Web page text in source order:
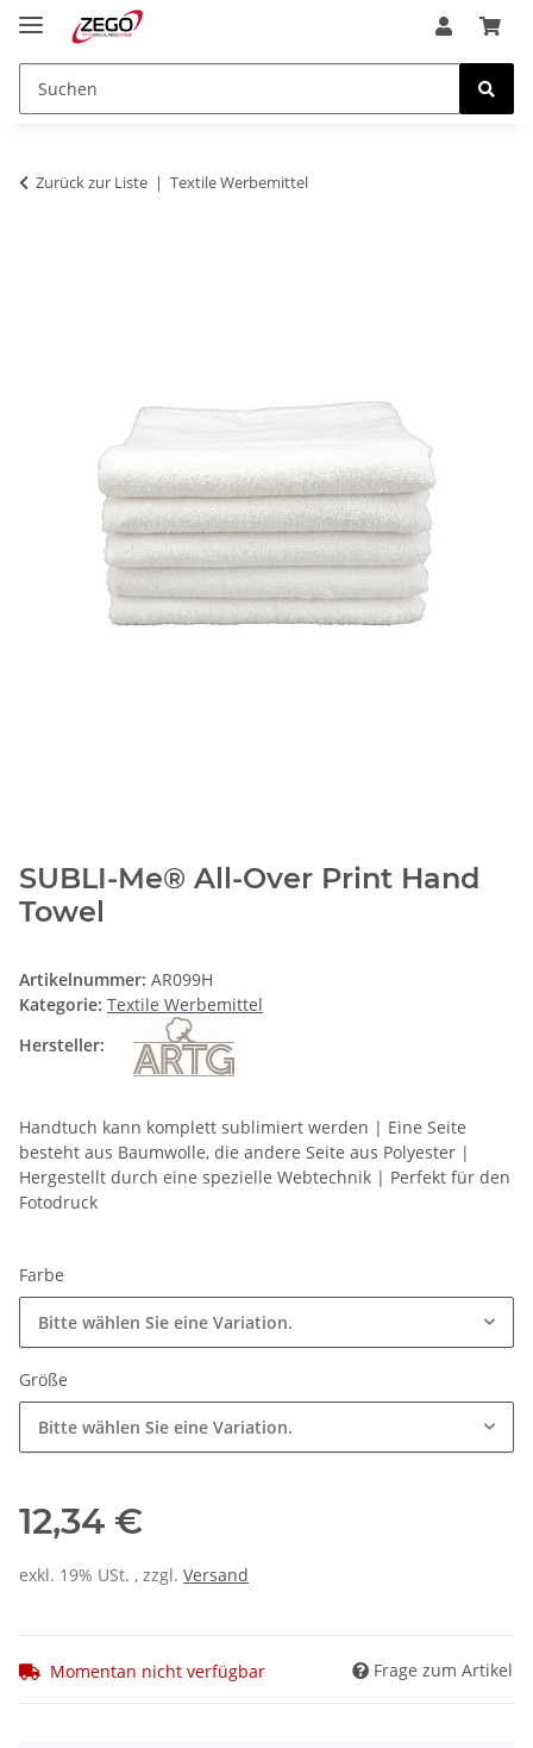
Zurück zur Liste Textile Werbemittel
SUBLI-Me® All-Over Print Hand
Towel
Artikelnummer: AR099H
Kategorie: Textile Werbemittel
Hersteller:
Handtuch kann komplett sublimiert werden | Eine Seite
besteht aus Baumwolle, die andere Seite aus Polyester |
Hergestellt durch eine spezielle Webtechnik | Perfekt für den
Fotodruck
Farbe
Bitte wählen Sie eine Variation.
Größe
Bitte wählen Sie eine Variation.
12,34 €
exkl. 19% USt. , zzgl. Versand
Momentan nicht verfügbar Frage zum Artikel